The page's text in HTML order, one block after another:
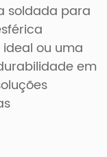
soldada para
ou uma
em